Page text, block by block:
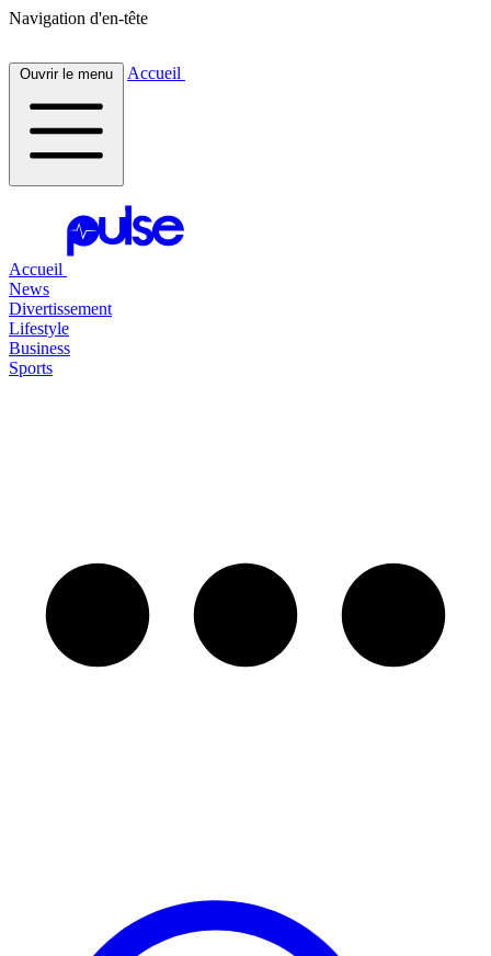
Navigation d'en-tête
Ouvrir le menu Accueil
Accueil
News
Divertissement
Lifestyle
Business
Sports